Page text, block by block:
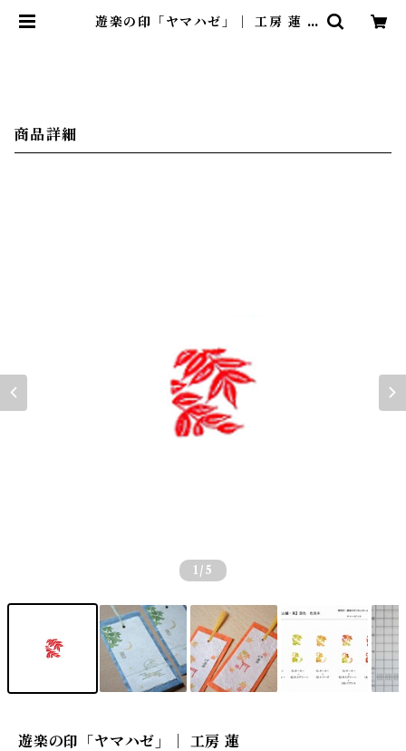
遊楽の印「ヤマハゼ」｜ 工房 蓮 |
商品詳細
1 /5
遊楽の印「ヤマハゼ」｜ 工房 蓮